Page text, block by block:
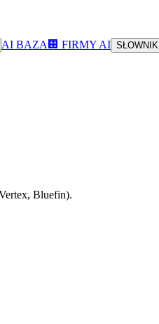
AI BAZA 🏢 FIRMY AI SŁOWNIK
Bluefin).